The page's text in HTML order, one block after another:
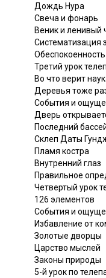
Дождь Нура
Свеча и фонарь
Веник и ленивый
Систематизация
Третий урок
Во что верит
Деревья тоже
События и
Дверь
Последний
Склеп Даты
Пламя костра
Внутренний глаз
Правильное
Четвертый урок
126 элементов
События и
Избавление от
Золотые дворцы
Царство мыслей
Законы природы
5-й урок по